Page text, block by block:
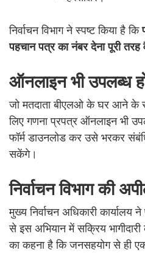
निर्वाचन विभाग ने स्पष्ट किया है कि
पहचान पत्र का नंबर देना पूरी
ऑनलाइन भी उपलब्ध
जो मतदाता बीएलओ के घर आने के
लिए गणना प्रपत्र ऑनलाइन भी
फॉर्म डाउनलोड कर उसे भरकर
सकेंगे।
निर्वाचन विभाग की
मुख्य निर्वाचन अधिकारी कार्यालय
से इस अभियान में सक्रिय
का कहना है कि जनसहयोग से ही